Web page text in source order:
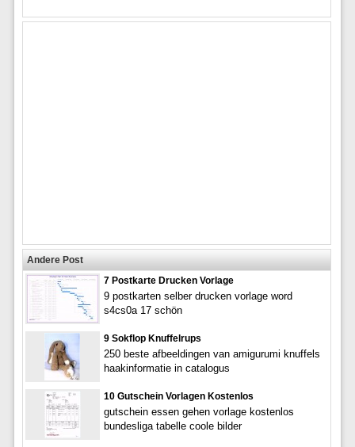
Andere Post
7 Postkarte Drucken Vorlage
9 postkarten selber drucken vorlage word
s4cs0a 17 schön
9 Sokflop Knuffelrups
250 beste afbeeldingen van amigurumi knuffels
haakinformatie in catalogus
10 Gutschein Vorlagen Kostenlos
gutschein essen gehen vorlage kostenlos
bundesliga tabelle coole bilder